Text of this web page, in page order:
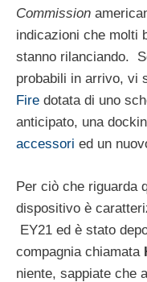
Commission
indicazioni che molti
stanno rilanciando.
probabili in arrivo, vi
Fire dotata di uno
anticipato, una
accessori ed un
Per ciò che riguarda
dispositivo è
EY21 ed è stato
compagnia chiamata
niente, sappiate che